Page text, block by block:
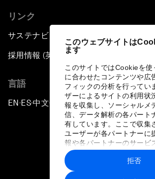
このウェブサイトは
ます
このサイトではCookieを使
に合わせたコンテンツや広
フィックの分析を行ってい
ザーによるサイトの利用状
報を収集し、ソーシャルメ
信、データ解析の各パート
有しています。ここで収集
ユーザーが各パートナーに
報や各パートナーのサービ
に収集された情報と組み合
トナーによって使用される
す。
拒否
リンク
サステナビリティへの取り組み
採用情報 (英語のみ)
言語
EN ▪ES▪中文▪ 日本語
プライバシーポリシーと利用